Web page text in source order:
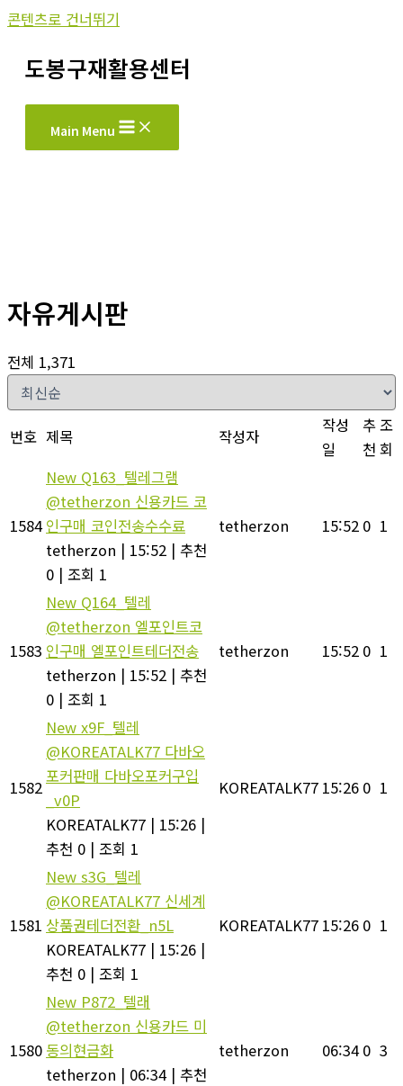
콘텐츠로 건너뛰기
도봉구재활용센터
Main Menu
자유게시판
전체 1,371
번호 제목 작성자
작성
일
추
천
조
회
1584
New Q163_텔레그램
@tetherzon 신용카드 코
인구매 코인전송수수료
tetherzon | 15:52 | 추천
0 | 조회 1
tetherzon 15:52 0 1
1583
New Q164_텔레
@tetherzon 엘포인트코
인구매 엘포인트테더전송
tetherzon | 15:52 | 추천
0 | 조회 1
tetherzon 15:52 0 1
1582
New x9F_텔레
@KOREATALK77 다바오
포커판매 다바오포커구입
_v0P
KOREATALK77 | 15:26 |
추천 0 | 조회 1
KOREATALK77 15:26 0 1
1581
New s3G_텔레
@KOREATALK77 신세계
상품권테더전환_n5L
KOREATALK77 | 15:26 |
추천 0 | 조회 1
KOREATALK77 15:26 0 1
1580
New P872_텔래
@tetherzon 신용카드 미
동의현금화
tetherzon | 06:34 | 추천
tetherzon 06:34 0 3